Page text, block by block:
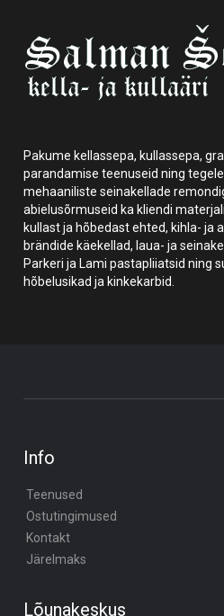
Pakume kellassepa, kullassepa,
parandamise teenuseid ning
mehaaniliste seinakellade
abielusõrmuseid ka kliendi
kullast ja hõbedast ehted, kihla- ja
brändide käekellad, laua- ja
Parkeri ja Lami pastapliiatsid ning
hõbelusikad ja kinkekarbid.
Info
Teenused
Ostutingimused
Kontakt
Järelmaks
Lõunakeskus